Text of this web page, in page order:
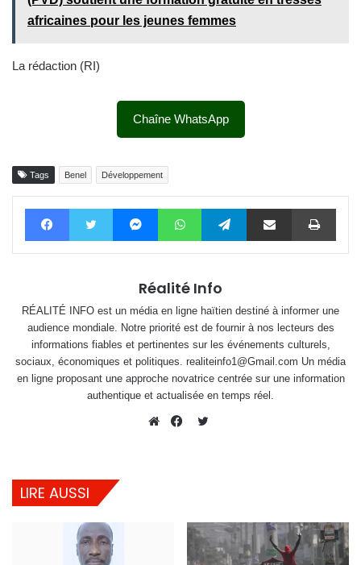
africaines pour les jeunes femmes
La rédaction (RI)
Chaîne WhatsApp
Tags Benel Développement
FacebookTwitter MessengerWhatsAppTelegram Partager par email
Réalité Info
RÉALITÉ INFO est un média en ligne haïtien destiné à informer une
audience mondiale. Notre priorité est de fournir à nos lecteurs des
informations fiables et pertinentes sur les événements culturels,
sociaux, économiques et politiques. realiteinfo1@Gmail.com Un média
en ligne proposant une approche novatrice centrée sur une information
authentique et actualisée en temps réel.
LIRE AUSSI